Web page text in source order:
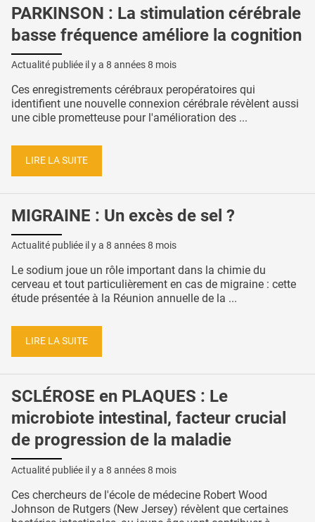
PARKINSON : La stimulation cérébrale
basse fréquence améliore la cognition
Actualité publiée il y a 8 années 8 mois
Ces enregistrements cérébraux peropératoires qui
identifient une nouvelle connexion cérébrale révèlent aussi
une cible prometteuse pour l'amélioration des ...
LIRE LA SUITE
MIGRAINE : Un excès de sel ?
Actualité publiée il y a 8 années 8 mois
Le sodium joue un rôle important dans la chimie du
cerveau et tout particulièrement en cas de migraine : cette
étude présentée à la Réunion annuelle de la ...
LIRE LA SUITE
SCLÉROSE en PLAQUES : Le
microbiote intestinal, facteur crucial
de progression de la maladie
Actualité publiée il y a 8 années 8 mois
Ces chercheurs de l'école de médecine Robert Wood
Johnson de Rutgers (New Jersey) révèlent que certaines